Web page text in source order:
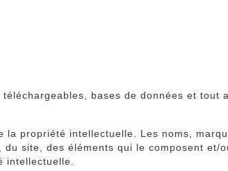
bases de données et tout
propriété intellectuelle. Les noms,
site, des éléments qui le composent et/
intellectuelle.